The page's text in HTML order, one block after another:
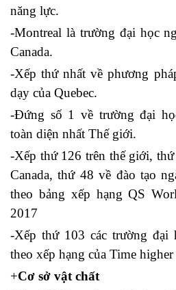
năng lực.
-Montreal là trường đại học
Canada.
-Xếp thứ nhất về phương
dạy của Quebec.
-Đứng số 1 về trường đại
toàn diện nhất Thế giới.
-Xếp thứ 126 trên thế giới,
Canada, thứ 48 về đào tạo
theo bảng xếp hạng QS
2017
-Xếp thứ 103 các trường đại
theo xếp hạng của Time
+Cơ sở vật chất